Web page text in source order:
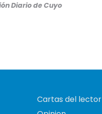
Diario de Cuyo
Cartas del lector